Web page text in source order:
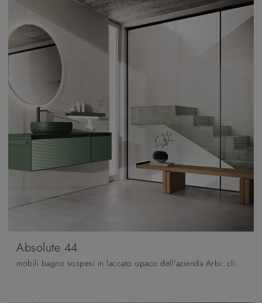
Absolute 44
mobili bagno sospesi in laccato opaco dell'azienda Arbi: clicca e scopri l'arredo bagno design Absolute 44 per il bagno di casa.